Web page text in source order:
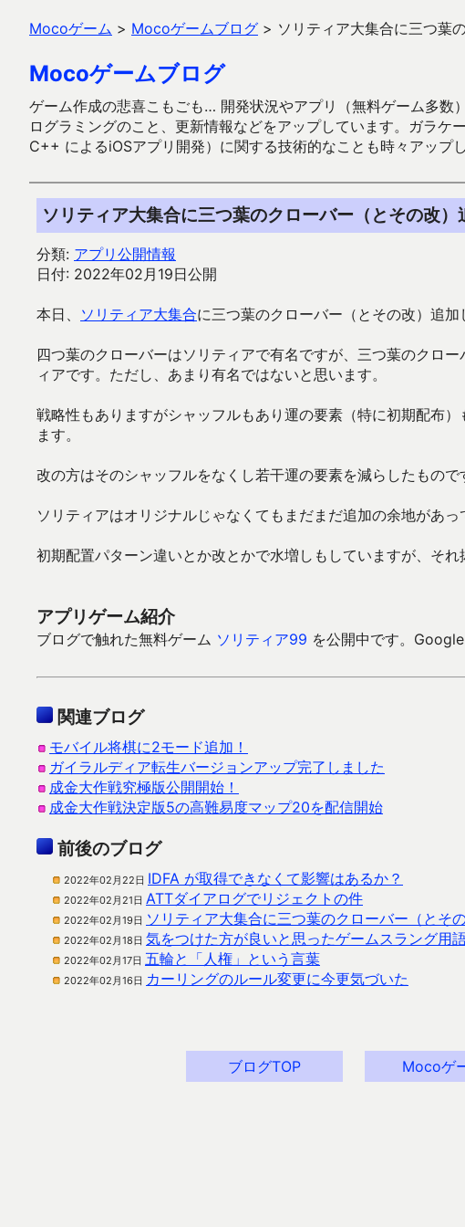
Mocoゲーム > Mocoゲームブログ > ソリティア大集合に三つ葉
Mocoゲームブログ
ゲーム作成の悲喜こもごも… 開発状況やアプリ（無料ゲーム多
ログラミングのこと、更新情報などをアップしています。ガラ
C++ によるiOSアプリ開発）に関する技術的なことも時々アップし
ソリティア大集合に三つ葉のクローバー（とその改）
分類: アプリ公開情報
日付: 2022年02月19日公開
本日、 ソリティア大集合に三つ葉のクローバー（とその改）追加
四つ葉のクローバーはソリティアで有名ですが、三つ葉のクロ
ィアです。ただし、あまり有名ではないと思います。
戦略性もありますがシャッフルもあり運の要素（特に初期配布
ます。
改の方はそのシャッフルをなくし若干運の要素を減らしたもの
ソリティアはオリジナルじゃなくてもまだまだ追加の余地があ
初期配置パターン違いとか改とかで水増しもしていますが、それ
アプリゲーム紹介
ブログで触れた無料ゲーム ソリティア99 を公開中です。
関連ブログ
モバイル将棋に2モード追加！
ガイラルディア転生バージョンアップ完了しました
成金大作戦究極版公開開始！
成金大作戦決定版5の高難易度マップ20を配信開始
前後のブログ
2022年02月22日 IDFA が取得できなくて影響はあるか？
2022年02月21日 ATTダイアログでリジェクトの件
2022年02月19日 ソリティア大集合に三つ葉のクローバー（とそ
2022年02月18日 気をつけた方が良いと思ったゲームスラング用
2022年02月17日 五輪と「人権」という言葉
2022年02月16日 カーリングのルール変更に今更気づいた
ブログTOP Mocoゲ